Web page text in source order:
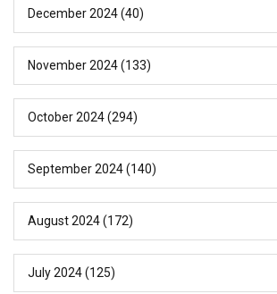
December 2024(40)
November 2024(133)
October 2024(294)
September 2024(140)
August 2024(172)
July 2024(125)